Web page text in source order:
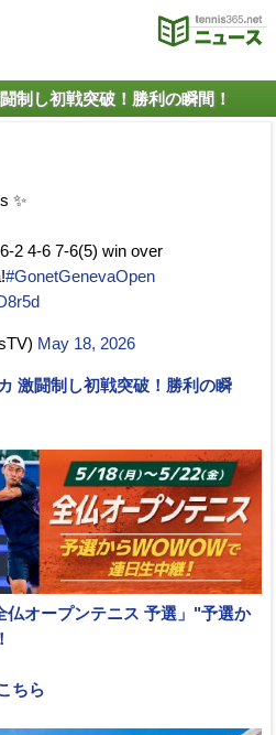
制し初戦突破！勝利の瞬間！
✨
2 4-6 7-6(5) win over
#GonetGenevaOpen
May 18, 2026
激闘制し初戦突破！勝利の瞬
仏オープンテニス 予選」"予選か
ちら